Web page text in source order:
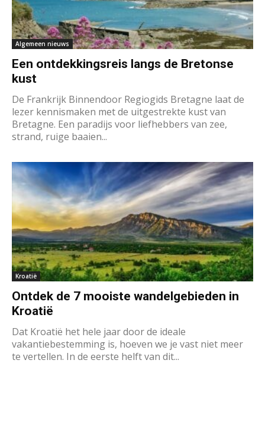
Algemeen nieuws
Een ontdekkingsreis langs de Bretonse
kust
De Frankrijk Binnendoor Regiogids Bretagne laat de
lezer kennismaken met de uitgestrekte kust van
Bretagne. Een paradijs voor liefhebbers van zee,
strand, ruige baaien...
Kroatië
Ontdek de 7 mooiste wandelgebieden in
Kroatië
Dat Kroatië het hele jaar door de ideale
vakantiebestemming is, hoeven we je vast niet meer
te vertellen. In de eerste helft van dit...